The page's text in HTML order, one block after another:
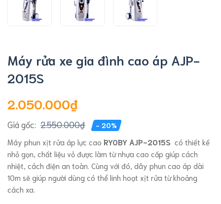
Máy rửa xe gia đình cao áp AJP-
2015S
2.050.000₫
Giá gốc: 2.550.000₫ - 20%
Máy phun xịt rửa áp lực cao RYOBY AJP-2015S có thiết kế
nhỏ gọn, chất liệu vỏ được làm từ nhựa cao cấp giúp cách
nhiệt, cách điện an toàn. Cùng với đó, dây phun cao áp dài
10m sẽ giúp người dùng có thể linh hoạt xịt rửa từ khoảng
cách xa.